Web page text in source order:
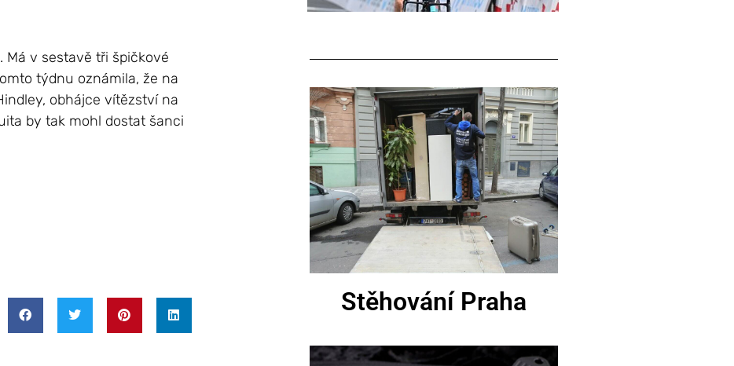
v sestavě tři špičkové
týdnu oznámila, že na
obhájce vítězství na
by tak mohl dostat šanci
Stěhování Praha